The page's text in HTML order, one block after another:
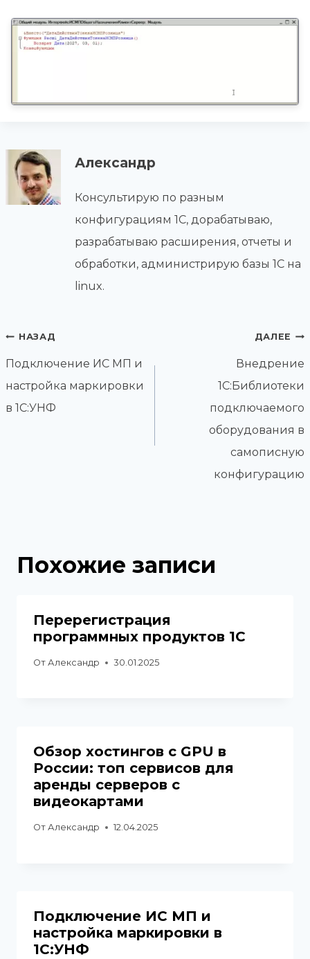
Александр
Консультирую по разным
конфигурациям 1С, дорабатываю,
разрабатываю расширения, отчеты и
обработки, администрирую базы 1С на
linux.
Навигация
по
записям
НАЗАД
Подключение ИС МП и
настройка маркировки
в 1С:УНФ
ДАЛЕЕ
Внедрение
1С:Библиотеки
подключаемого
оборудования в
самописную
конфигурацию
Похожие записи
Перерегистрация
программных продуктов 1С
От Александр 30.01.2025
Обзор хостингов с GPU в
России: топ сервисов для
аренды серверов с
видеокартами
От Александр 12.04.2025
Подключение ИС МП и
настройка маркировки в
1С:УНФ